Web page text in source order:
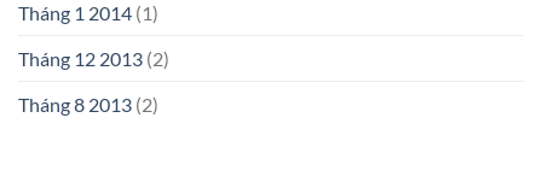
Tháng 1 2014 (1)
Tháng 12 2013 (2)
Tháng 8 2013 (2)